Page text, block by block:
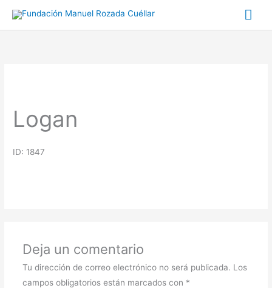
Logan
ID: 1847
Deja un comentario
Tu dirección de correo electrónico no será publicada. Los
campos obligatorios están marcados con *